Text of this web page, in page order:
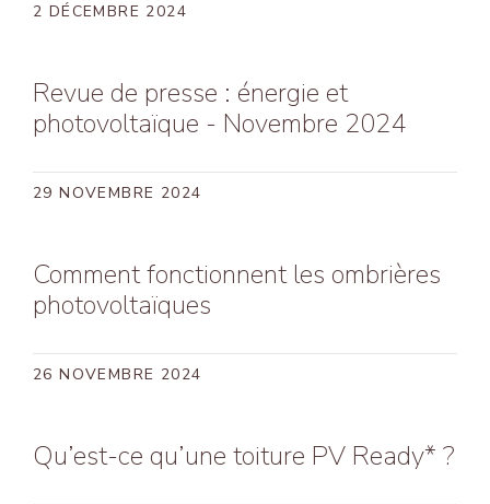
2 DÉCEMBRE 2024
Revue de presse : énergie et
photovoltaïque - Novembre 2024
29 NOVEMBRE 2024
Comment fonctionnent les ombrières
photovoltaïques
26 NOVEMBRE 2024
Qu’est-ce qu’une toiture PV Ready* ?